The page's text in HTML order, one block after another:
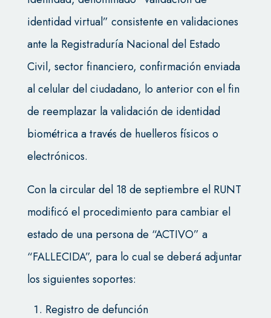
identidad virtual” consistente en validaciones
ante la Registraduría Nacional del Estado
Civil, sector financiero, confirmación enviada
al celular del ciudadano, lo anterior con el fin
de reemplazar la validación de identidad
biométrica a través de huelleros físicos o
electrónicos.
Con la circular del 18 de septiembre el RUNT
modificó el procedimiento para cambiar el
estado de una persona de “ACTIVO” a
“FALLECIDA”, para lo cual se deberá adjuntar
los siguientes soportes:
Registro de defunción